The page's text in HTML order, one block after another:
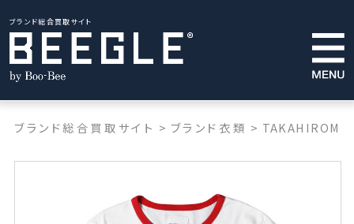
ブランド総合買取サイト
ブランド総合買取サイト > ブランド衣類 >